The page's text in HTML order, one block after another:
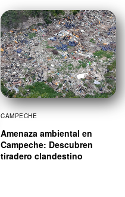
CAMPECHE
Amenaza ambiental en
Campeche: Descubren
tiradero clandestino